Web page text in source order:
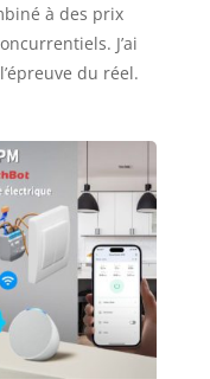
à des prix
J’ai
du réel.